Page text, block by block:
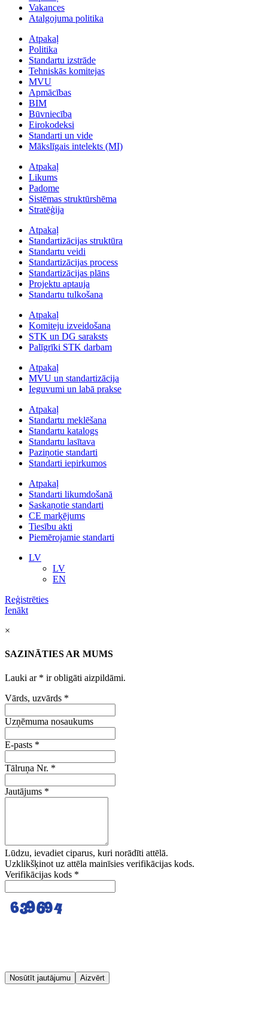
Vakances
Atalgojuma politika
Atpakaļ
Politika
Standartu izstrāde
Tehniskās komitejas
MVU
Apmācības
BIM
Būvniecība
Eirokodeksi
Standarti un vide
Mākslīgais intelekts (MI)
Atpakaļ
Likums
Padome
Sistēmas struktūrshēma
Stratēģija
Atpakaļ
Standartizācijas struktūra
Standartu veidi
Standartizācijas process
Standartizācijas plāns
Projektu aptauja
Standartu tulkošana
Atpakaļ
Komiteju izveidošana
STK un DG saraksts
Palīgrīki STK darbam
Atpakaļ
MVU un standartizācija
Ieguvumi un labā prakse
Atpakaļ
Standartu meklēšana
Standartu katalogs
Standartu lasītava
Paziņotie standarti
Standarti iepirkumos
Atpakaļ
Standarti likumdošanā
Saskaņotie standarti
CE marķējums
Tiesību akti
Piemērojamie standarti
LV
LV
EN
Reģistrēties
Ienākt
×
SAZINĀTIES AR MUMS
Lauki ar * ir obligāti aizpildāmi.
Vārds, uzvārds *
Uzņēmuma nosaukums
E-pasts *
Tālruņa Nr. *
Jautājums *
Lūdzu, ievadiet ciparus, kuri norādīti attēlā.
Uzklikšķinot uz attēla mainīsies verifikācijas kods.
Verifikācijas kods *
Nosūtīt jautājumu Aizvērt